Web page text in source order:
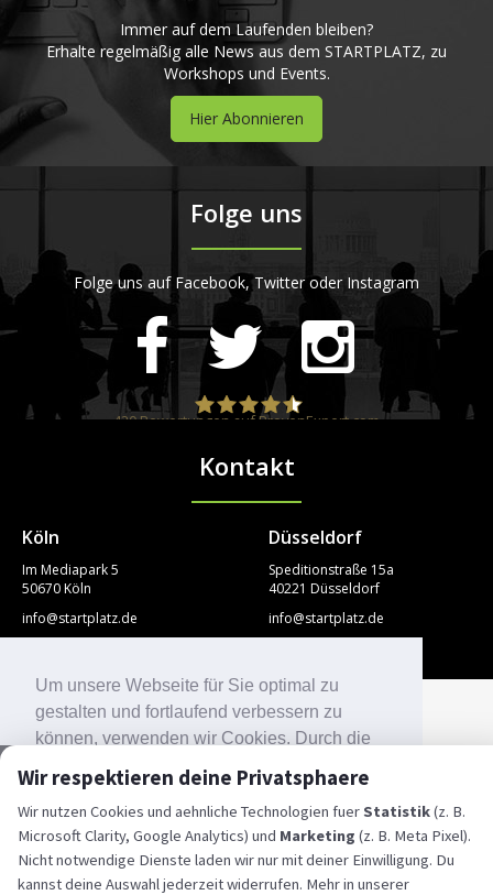
Um unsere Webseite für Sie optimal zu
gestalten und fortlaufend verbessern zu
können, verwenden wir Cookies. Durch die
der Verwendung von Cookies zu. Weitere
Informationen zu Cookies erhalten Sie in
unserer Datenschutzerklärung.
Mehr Informationen
Immer auf dem Laufenden bleiben?
Erhalte regelmäßig alle News aus dem STARTPLATZ, zu
Workshops und Events.
Hier Abonnieren
Folge uns
Folge uns auf Facebook, Twitter oder Instagram
STARTPLATZ
420Bewertungen auf ProvenExpert.com
Kontakt
Köln
Im Mediapark 5
50670 Köln
info@startplatz.de
Düsseldorf
Speditionstraße 15a
40221 Düsseldorf
info@startplatz.de
© Copyright Startplatz 2026
Wir respektieren deine Privatsphaere
Wir nutzen Cookies und aehnliche Technologien fuerStatistik(z. B.
Microsoft Clarity, Google Analytics) und Marketing (z. B. Meta Pixel).
Nicht notwendige Dienste laden wir nur mit deiner Einwilligung. Du
kannst deine Auswahl jederzeit widerrufen. Mehr in unserer